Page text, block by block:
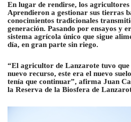
En lugar de rendirse, los agricultores
Aprendieron a gestionar sus tierras
conocimientos tradicionales
generación. Pasando por ensayos y
sistema agrícola único que sigue
día, en gran parte sin riego.
“El agricultor de Lanzarote tuvo que
nuevo recurso, este era el nuevo
tenía que continuar”, afirma Juan
la Reserva de la Biosfera de